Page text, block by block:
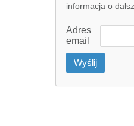
informacja o
Adres
email
Wyślij